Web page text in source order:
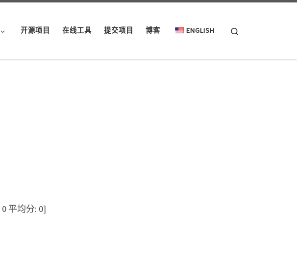
开源项目 在线工具 提交项目 博客 ENGLISH
0 平均分: 0]